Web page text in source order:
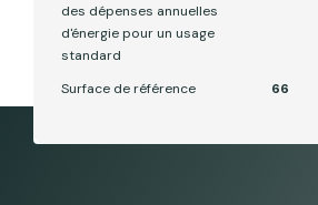
des dépenses annuelles
d'énergie pour un usage
standard
Surface de référence 66